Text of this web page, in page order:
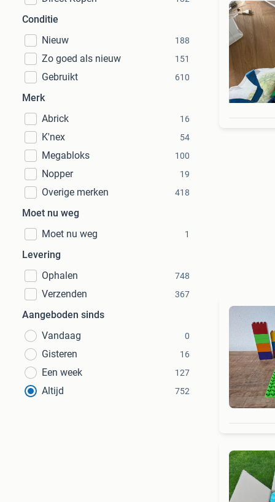
Conditie
Nieuw
188
Zo goed als nieuw 151
Gebruikt 610
Merk
Abrick
16
K'nex 54
Megabloks 100
Nopper 19
Overige merken 418
Moet nu weg
Moet nu weg
1
Levering
Ophalen
748
Verzenden 367
Aangeboden sinds
Vandaag
0
Gisteren 16
Een week 127
Altijd 752